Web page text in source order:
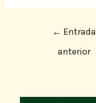
← Entrada
anterior